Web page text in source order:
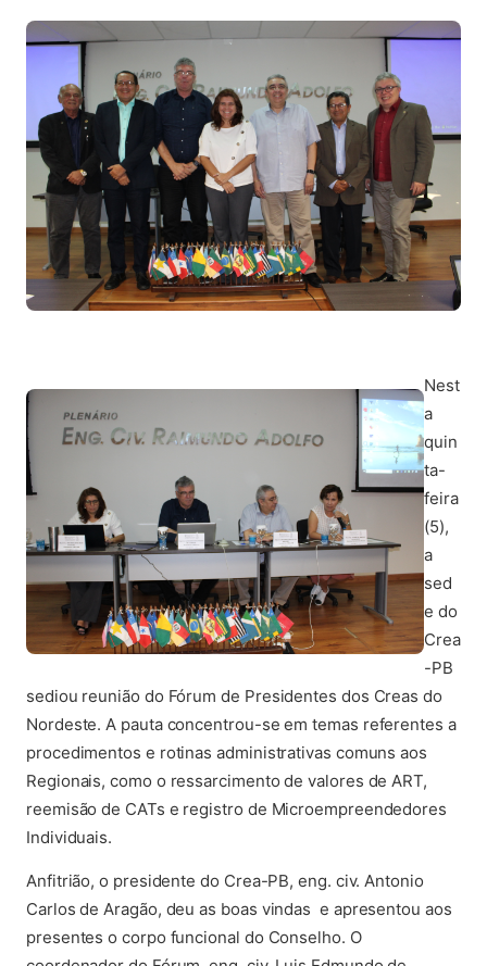
Nest
a
quin
ta-
feira
(5),
a
sed
e do
Crea
-PB
sediou reunião do Fórum de Presidentes dos Creas do
Nordeste. A pauta concentrou-se em temas referentes a
procedimentos e rotinas administrativas comuns aos
Regionais, como o ressarcimento de valores de ART,
reemisão de CATs e registro de Microempreendedores
Individuais.
Anfitrião, o presidente do Crea-PB, eng. civ. Antonio
Carlos de Aragão, deu as boas vindas e apresentou aos
presentes o corpo funcional do Conselho. O